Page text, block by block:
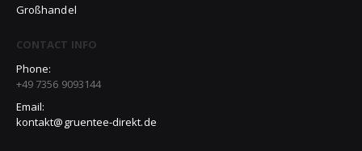
Großhandel
CONTACT INFO
Phone:
+49 7356 9093144
Email:
kontakt@gruentee-direkt.de